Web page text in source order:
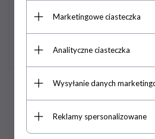
Komora chłodnicza |
2740x2740x2540
22 878,00PLN/ 18
Marketingowe ciasteczka
Analityczne ciasteczka
Wysyłanie danych
Reklamy spersonalizowane